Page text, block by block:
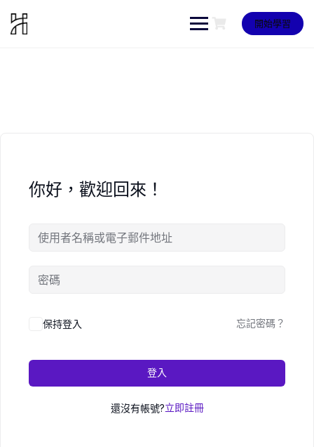
content
開始學習
你好，歡迎回來！
保持登入 忘記密碼？
登入
還沒有帳號?立即註冊